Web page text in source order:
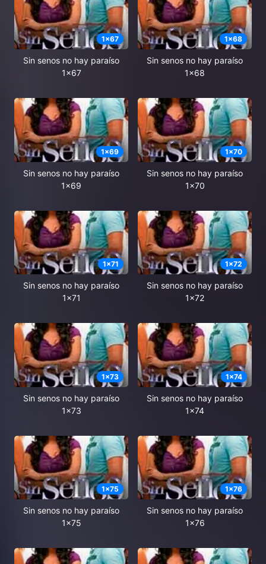
1x67
Sin senos no hay paraíso
1x67
1x68
Sin senos no hay paraíso
1x68
1x69
Sin senos no hay paraíso
1x69
1x70
Sin senos no hay paraíso
1x70
1x71
Sin senos no hay paraíso
1x71
1x72
Sin senos no hay paraíso
1x72
1x73
Sin senos no hay paraíso
1x73
1x74
Sin senos no hay paraíso
1x74
1x75
Sin senos no hay paraíso
1x75
1x76
Sin senos no hay paraíso
1x76